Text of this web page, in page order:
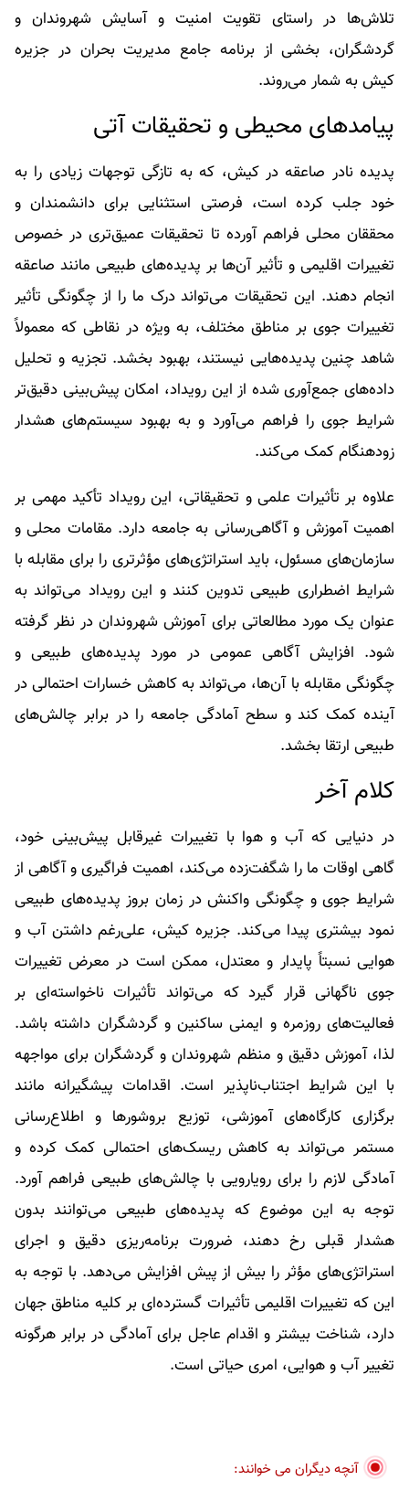
تلاش‌ها در راستای تقویت امنیت و آسایش شهروندان و
گردشگران، بخشی از برنامه جامع مدیریت بحران در جزیره
کیش به شمار می‌روند.
پیامدهای محیطی و تحقیقات آتی
پدیده نادر صاعقه در کیش، که به تازگی توجهات زیادی را به
خود جلب کرده است، فرصتی استثنایی برای دانشمندان و
محققان محلی فراهم آورده تا تحقیقات عمیق‌تری در خصوص
تغییرات اقلیمی و تأثیر آن‌ها بر پدیده‌های طبیعی مانند صاعقه
انجام دهند. این تحقیقات می‌تواند درک ما را از چگونگی تأثیر
تغییرات جوی بر مناطق مختلف، به ویژه در نقاطی که معمولاً
شاهد چنین پدیده‌هایی نیستند، بهبود بخشد. تجزیه و تحلیل
داده‌های جمع‌آوری شده از این رویداد، امکان پیش‌بینی دقیق‌تر
شرایط جوی را فراهم می‌آورد و به بهبود سیستم‌های هشدار
زودهنگام کمک می‌کند.
علاوه بر تأثیرات علمی و تحقیقاتی، این رویداد تأکید مهمی بر
اهمیت آموزش و آگاهی‌رسانی به جامعه دارد. مقامات محلی و
سازمان‌های مسئول، باید استراتژی‌های مؤثرتری را برای مقابله با
شرایط اضطراری طبیعی تدوین کنند و این رویداد می‌تواند به
عنوان یک مورد مطالعاتی برای آموزش شهروندان در نظر گرفته
شود. افزایش آگاهی عمومی در مورد پدیده‌های طبیعی و
چگونگی مقابله با آن‌ها، می‌تواند به کاهش خسارات احتمالی در
آینده کمک کند و سطح آمادگی جامعه را در برابر چالش‌های
طبیعی ارتقا بخشد.
کلام آخر
در دنیایی که آب و هوا با تغییرات غیرقابل پیش‌بینی خود،
گاهی اوقات ما را شگفت‌زده می‌کند، اهمیت فراگیری و آگاهی از
شرایط جوی و چگونگی واکنش در زمان بروز پدیده‌های طبیعی
نمود بیشتری پیدا می‌کند. جزیره کیش، علی‌رغم داشتن آب و
هوایی نسبتاً پایدار و معتدل، ممکن است در معرض تغییرات
جوی ناگهانی قرار گیرد که می‌تواند تأثیرات ناخواسته‌ای بر
فعالیت‌های روزمره و ایمنی ساکنین و گردشگران داشته باشد.
لذا، آموزش دقیق و منظم شهروندان و گردشگران برای مواجهه
با این شرایط اجتناب‌ناپذیر است. اقدامات پیشگیرانه مانند
برگزاری کارگاه‌های آموزشی، توزیع بروشورها و اطلاع‌رسانی
مستمر می‌تواند به کاهش ریسک‌های احتمالی کمک کرده و
آمادگی لازم را برای رویارویی با چالش‌های طبیعی فراهم آورد.
توجه به این موضوع که پدیده‌های طبیعی می‌توانند بدون
هشدار قبلی رخ دهند، ضرورت برنامه‌ریزی دقیق و اجرای
استراتژی‌های مؤثر را بیش از پیش افزایش می‌دهد. با توجه به
این که تغییرات اقلیمی تأثیرات گسترده‌ای بر کلیه مناطق جهان
دارد، شناخت بیشتر و اقدام عاجل برای آمادگی در برابر هرگونه
تغییر آب و هوایی، امری حیاتی است.
آنچه دیگران می خوانند: